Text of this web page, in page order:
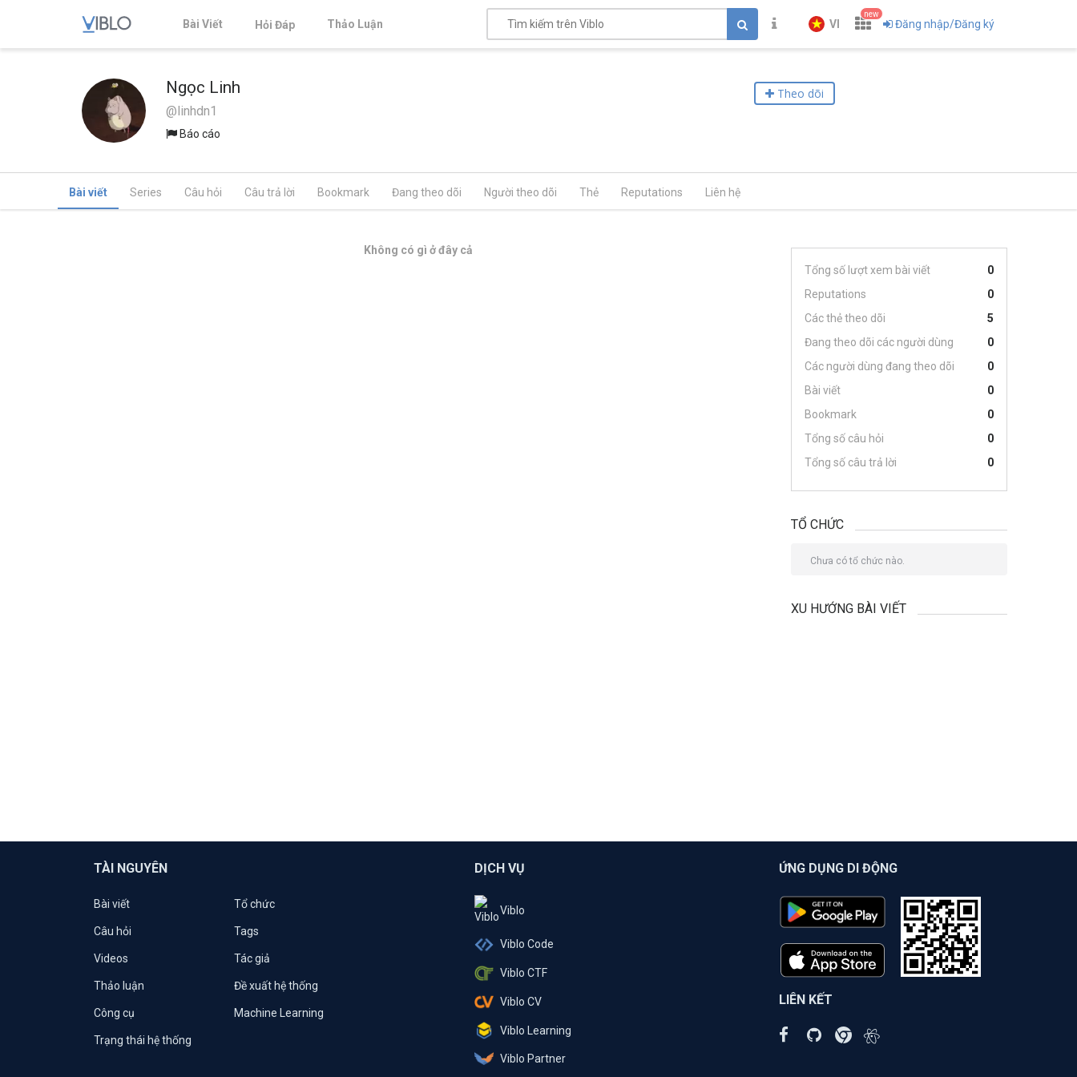
Bài Viết Hỏi Đáp Thảo Luận VI
new
Đăng nhập/Đăng ký
Ngọc Linh
@linhdn1
Báo cáo
Theo dõi
Bài viết Series Câu hỏi Câu trả lời Bookmark Đang theo dõi Người theo dõi Thẻ Reputations Liên hệ
Không có gì ở đây cả
Tổng số lượt xem bài viết
0
Reputations
0
Các thẻ theo dõi
5
Đang theo dõi các người dùng
0
Các người dùng đang theo dõi
0
Bài viết
0
Bookmark
0
Tổng số câu hỏi
0
Tổng số câu trả lời
0
TỔ CHỨC
Chưa có tổ chức nào.
XU HƯỚNG BÀI VIẾT
TÀI NGUYÊN
Bài viết Tổ chức
Câu hỏi Tags
Videos Tác giả
Thảo luận Đề xuất hệ thống
Công cụ Machine Learning
Trạng thái hệ thống
DỊCH VỤ
Viblo
Viblo Code
Viblo CTF
Viblo CV
Viblo Learning
Viblo Partner
ỨNG DỤNG DI ĐỘNG
LIÊN KẾT